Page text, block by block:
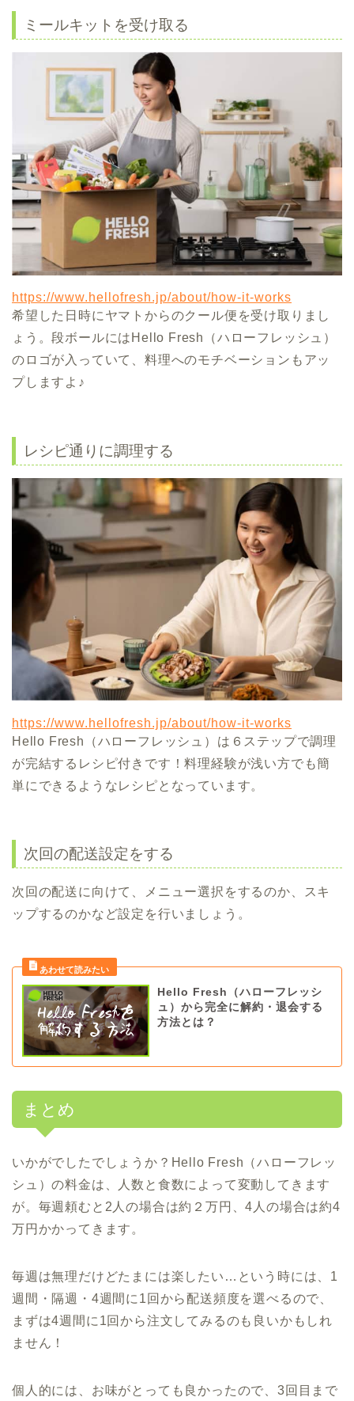
ミールキットを受け取る
https://www.hellofresh.jp/about/how-it-works
希望した日時にヤマトからのクール便を受け取りまし
ょう。段ボールにはHello Fresh（ハローフレッシュ）
のロゴが入っていて、料理へのモチベーションもアッ
プしますよ♪
レシピ通りに調理する
https://www.hellofresh.jp/about/how-it-works
Hello Fresh（ハローフレッシュ）は６ステップで調理
が完結するレシピ付きです！料理経験が浅い方でも簡
単にできるようなレシピとなっています。
次回の配送設定をする
次回の配送に向けて、メニュー選択をするのか、スキ
ップするのかなど設定を行いましょう。
Hello Fresh（ハローフレッシ
ュ）から完全に解約・退会する
方法とは？
まとめ
いかがでしたでしょうか？Hello Fresh（ハローフレッ
シュ）の料金は、人数と食数によって変動してきます
が。毎週頼むと2人の場合は約２万円、4人の場合は約4
万円かかってきます。
毎週は無理だけどたまには楽したい…という時には、1
週間・隔週・4週間に1回から配送頻度を選べるので、
まずは4週間に1回から注文してみるのも良いかもしれ
ません！
個人的には、お味がとっても良かったので、3回目まで